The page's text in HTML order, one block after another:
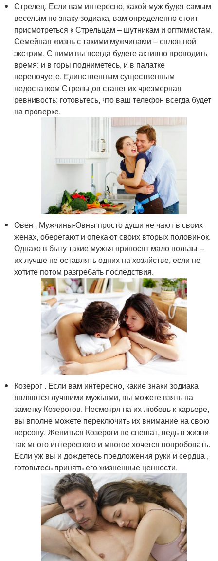
Стрелец. Если вам интересно, какой муж будет самым
веселым по знаку зодиака, вам определенно стоит
присмотреться к Стрельцам – шутникам и оптимистам.
Семейная жизнь с такими мужчинами – сплошной
экстрим. С ними вы всегда будете активно проводить
время: и в горы подниметесь, и в палатке
переночуете. Единственным существенным
недостатком Стрельцов станет их чрезмерная
ревнивость: готовьтесь, что ваш телефон всегда будет
на проверке.
Овен . Мужчины-Овны просто души не чают в своих
женах, оберегают и опекают своих вторых половинок.
Однако в быту такие мужья приносят мало пользы –
их лучше не оставлять одних на хозяйстве, если не
хотите потом разгребать последствия.
Козерог . Если вам интересно, какие знаки зодиака
являются лучшими мужьями, вы можете взять на
заметку Козерогов. Несмотря на их любовь к карьере,
вы вполне можете переключить их внимание на свою
персону. Жениться Козероги не спешат, ведь в жизни
так много интересного и многое хочется попробовать.
Если уж вы и дождетесь предложения руки и сердца ,
готовьтесь принять его жизненные ценности.